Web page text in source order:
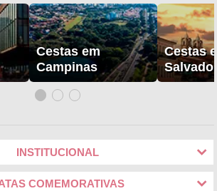
Cestas em
Campinas
Cestas
INSTITUCIONAL
COMEMORATIVAS